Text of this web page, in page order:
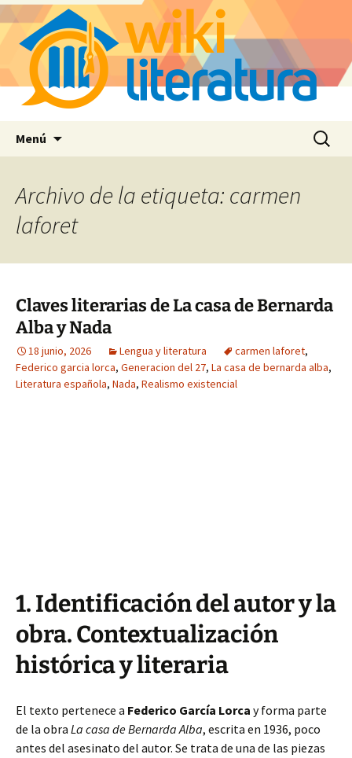
Menú Buscar:
Archivo de la etiqueta: carmen
laforet
Claves literarias de La casa de Bernarda
Alba y Nada
18 junio, 2026 Lengua y literatura carmen laforet,
Federico garcia lorca, Generacion del 27, La casa de bernarda alba,
Literatura española, Nada, Realismo existencial
1. Identificación del autor y la
obra. Contextualización
histórica y literaria
El texto pertenece a Federico García Lorca y forma parte
de la obra La casa de Bernarda Alba, escrita en 1936, poco
antes del asesinato del autor. Se trata de una de las piezas